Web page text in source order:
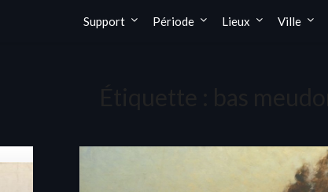
Support Période Lieux Ville